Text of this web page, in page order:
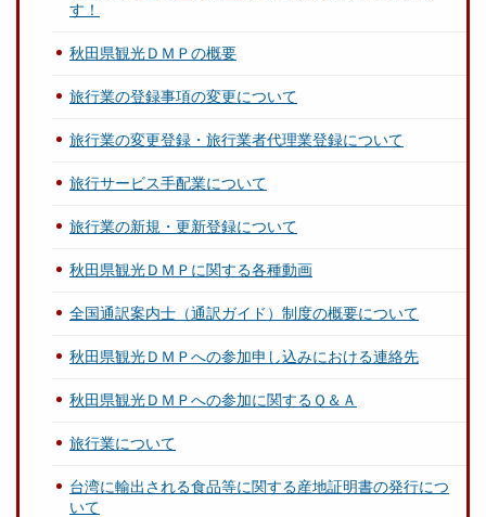
す！
秋田県観光ＤＭＰの概要
旅行業の登録事項の変更について
旅行業の変更登録・旅行業者代理業登録について
旅行サービス手配業について
旅行業の新規・更新登録について
秋田県観光ＤＭＰに関する各種動画
全国通訳案内士（通訳ガイド）制度の概要について
秋田県観光ＤＭＰへの参加申し込みにおける連絡先
秋田県観光ＤＭＰへの参加に関するＱ＆Ａ
旅行業について
台湾に輸出される食品等に関する産地証明書の発行につ
いて